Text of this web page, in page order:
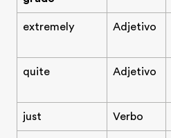
extremely Adjetivo
quite Adjetivo
just Verbo